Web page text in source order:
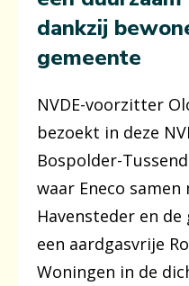
dankzij
gemeente
NVDE-voorzitter
bezoekt in deze
Bospolder-
waar Eneco
Havensteder en
een aardgasvrije
Woningen in de